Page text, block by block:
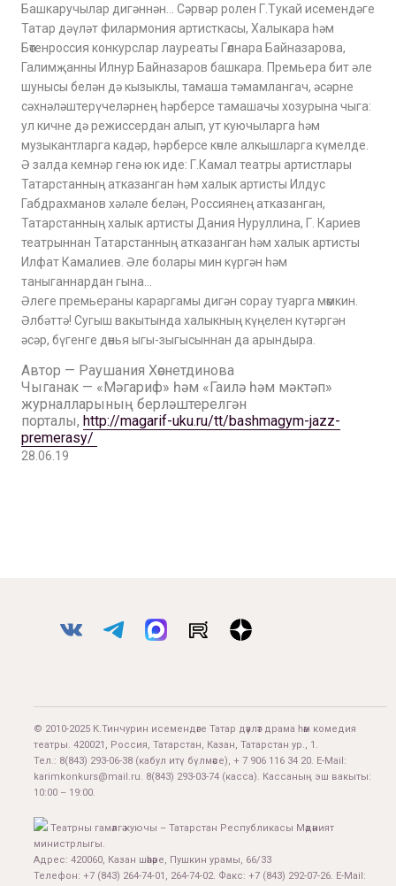
Башкаручылар дигәннән… Сәрвәр ролен Г.Тукай исемендәге
Татар дәүләт филармония артисткасы, Халыкара һәм
Бөтенроссия конкурслар лауреаты Гөлнара Байназарова,
Галимҗанны Илнур Байназаров башкара. Премьера бит әле
шунысы белән дә кызыклы, тамаша тәмамлангач, әсәрне
сәхнәләштерүчеләрнең һәрберсе тамашачы хозурына чыга:
ул кичне дә режиссердан алып, ут куючыларга һәм
музыкантларга кадәр, һәрберсе көчле алкышларга күмелде.
Ә залда кемнәр генә юк иде: Г.Камал театры артистлары
Татарстанның атказанган һәм халык артисты Илдус
Габдрахманов хәләле белән, Россиянең атказанган,
Татарстанның халык артисты Дания Нуруллина, Г. Кариев
театрыннан Татарстанның атказанган һәм халык артисты
Илфат Камалиев. Әле болары мин күргән һәм
таныганнардан гына…
Әлеге премьераны караргамы дигән сорау туарга мөмкин.
Әлбәттә! Сугыш вакытында халыкның күңелен күтәргән
әсәр, бүгенге дөнья ыгы-зыгысыннан да арындыра.
Автор — Раушания Хөснетдинова
Чыганак — «Мәгариф» һәм «Гаилә һәм мәктәп»
журналларының берләштерелгән
порталы, http://magarif-uku.ru/tt/bashmagym-jazz-
premerasy/
28.06.19
© 2010-2025 К.Тинчурин исемендәге Татар дәүләт драма һәм комедия
театры. 420021, Россия, Татарстан, Казан, Татарстан ур., 1.
Тел.: 8(843) 293-06-38 (кабул итү бүлмәсе), + 7 906 116 34 20. E-Mail:
karimkonkurs@mail.ru. 8(843) 293-03-74 (касса). Кассаның эш вакыты:
10:00 – 19:00.
Театрны гамәлгә куючы – Татарстан Республикасы Мәдәният
министрлыгы.
Адрес: 420060, Казан шәһәре, Пушкин урамы, 66/33
Телефон: +7 (843) 264-74-01, 264-74-02. Факс: +7 (843) 292-07-26. E-Mail: